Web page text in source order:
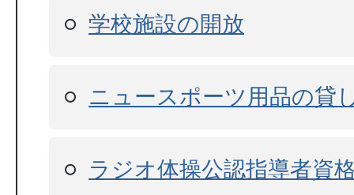
学校施設の開放
ニュースポーツ用品の貸
ラジオ体操公認指導者資